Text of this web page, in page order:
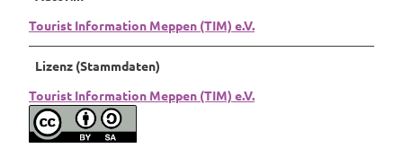
Tourist Information Meppen (TIM) e.V.
Lizenz (Stammdaten)
Tourist Information Meppen (TIM) e.V.